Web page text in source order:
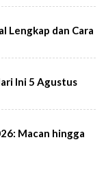
Lengkap dan Cara
Ini 5 Agustus
Macan hingga